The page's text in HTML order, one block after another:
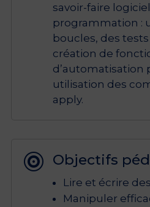
savoir-faire
programmation :
boucles, des
création de
d’automatisation
utilisation des
apply.
 Objectifs
Lire et écrire
Manipuler